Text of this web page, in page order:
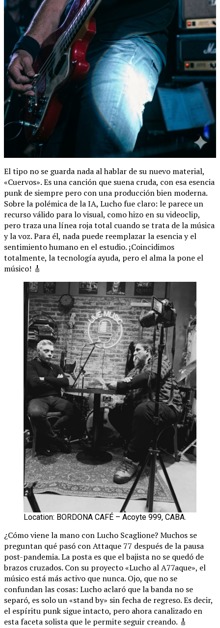
El tipo no se guarda nada al hablar de su nuevo material,
«Cuervos». Es una canción que suena cruda, con esa esencia
punk de siempre pero con una producción bien moderna.
Sobre la polémica de la IA, Lucho fue claro: le parece un
recurso válido para lo visual, como hizo en su videoclip,
pero traza una línea roja total cuando se trata de la música
y la voz. Para él, nada puede reemplazar la esencia y el
sentimiento humano en el estudio. ¡Coincidimos
totalmente, la tecnología ayuda, pero el alma la pone el
músico! 🎸
Location: BORDONA CAFÉ – Acoyte 999, CABA.
¿Cómo viene la mano con Lucho Scaglione? Muchos se
preguntan qué pasó con Attaque 77 después de la pausa
post-pandemia. La posta es que el bajista no se quedó de
brazos cruzados. Con su proyecto «Lucho al A77aque», el
músico está más activo que nunca. Ojo, que no se
confundan las cosas: Lucho aclaró que la banda no se
separó, es solo un «stand by» sin fecha de regreso. Es decir,
el espíritu punk sigue intacto, pero ahora canalizado en
esta faceta solista que le permite seguir creando. 🎸